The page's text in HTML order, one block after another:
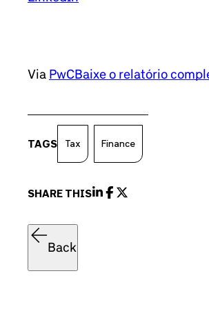
Via PwCBaixe o relatório
TAGS Tax Finance
SHARE THIS
Back